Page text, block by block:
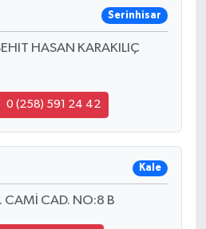
Serinhisar
HASAN KARAKILIÇ
0 (258) 591 24 42
Kale
CAMİ CAD. NO:8 B